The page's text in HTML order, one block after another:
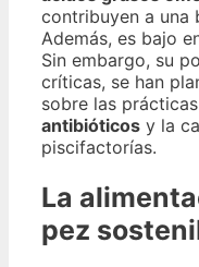
contribuyen a una
Además, es bajo
Sin embargo, su
críticas, se han
sobre las
antibióticos y la
piscifactorías.
La
pez